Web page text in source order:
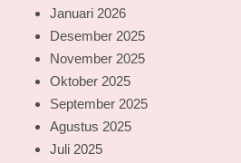
Januari 2026
Desember 2025
November 2025
Oktober 2025
September 2025
Agustus 2025
Juli 2025